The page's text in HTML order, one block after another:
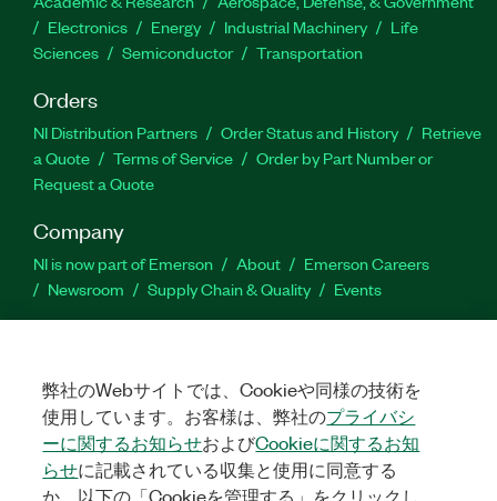
Electronics
Energy Industrial Machinery
Life
Sciences
Semiconductor Transportation
Orders
NI Distribution Partners Order Status and History
Retrieve
a Quote
Terms of Service
Order by Part Number or
Request a Quote
Company
NI is now part of Emerson About
Emerson Careers
Newsroom
Supply Chain & Quality Events
Activate a Product
Submit a Service Request
Site
Feedback
Facebook
TwitterLinkedIn
弊社のWebサイトでは、Cookieや同様の技術を
使用しています。お客様は、弊社のプライバシ
ーに関するお知らせおよびCookieに関するお知
らせに記載されている収集と使用に同意する
か、以下の「Cookieを管理する」をクリックし